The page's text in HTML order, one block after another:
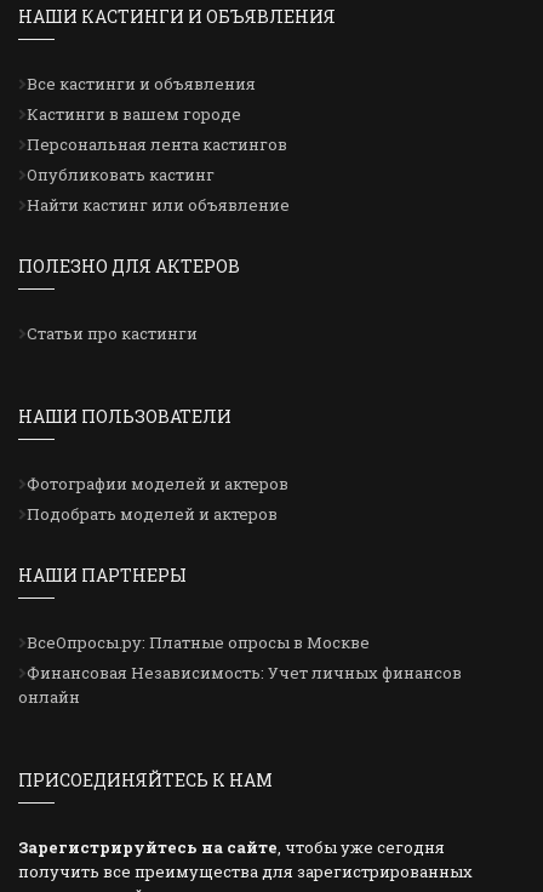
НАШИ КАСТИНГИ И ОБЪЯВЛЕНИЯ
Все кастинги и объявления
Кастинги в вашем городе
Персональная лента кастингов
Опубликовать кастинг
Найти кастинг или объявление
ПОЛЕЗНО ДЛЯ АКТЕРОВ
Статьи про кастинги
НАШИ ПОЛЬЗОВАТЕЛИ
Фотографии моделей и актеров
Подобрать моделей и актеров
НАШИ ПАРТНЕРЫ
ВсеОпросы.ру: Платные опросы в Москве
Финансовая Независимость: Учет личных финансов
онлайн
ПРИСОЕДИНЯЙТЕСЬ К НАМ
Зарегистрируйтесь на сайте, чтобы уже сегодня
получить все преимущества для зарегистрированных